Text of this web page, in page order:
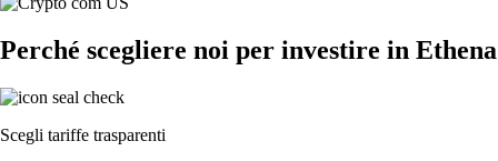
Perché scegliere noi per investire in Ethena
Scegli tariffe trasparenti